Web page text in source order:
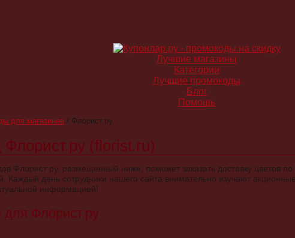
для магазинов / Флорист.ру
(florist.ru)
Флорист ру, размещенный ниже, поможет заказать доставку цветов
Каждый день сотрудники нашего сайта внимательно изучают
информацией!
Флорист.ру
Лучшие магазины
Категории
Лучшие промокоды
Блог
Помощь